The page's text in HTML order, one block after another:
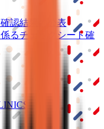
認結果の公表
るチェックシート確
」